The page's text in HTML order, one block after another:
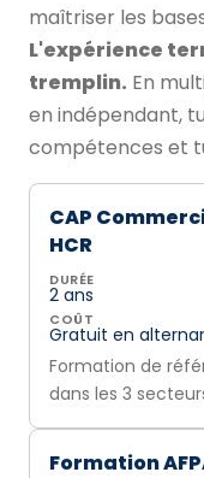
maîtriser les
L'expérience
tremplin. En
en indépendant,
compétences et
CAP
HCR
DURÉE
2 ans
COÛT
Gratuit en
Formation de
dans les 3
Formation